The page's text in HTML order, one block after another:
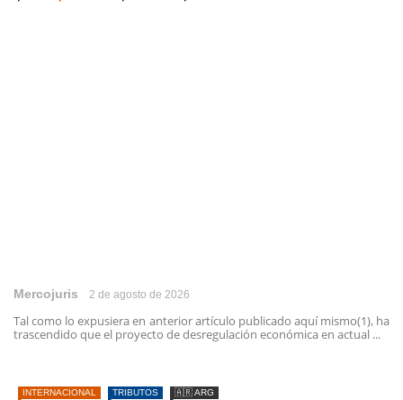
Mercojuris 2 de agosto de 2026
Tal como lo expusiera en anterior artículo publicado aquí mismo(1), ha
trascendido que el proyecto de desregulación económica en actual ...
INTERNACIONAL TRIBUTOS 🇦🇷 ARG